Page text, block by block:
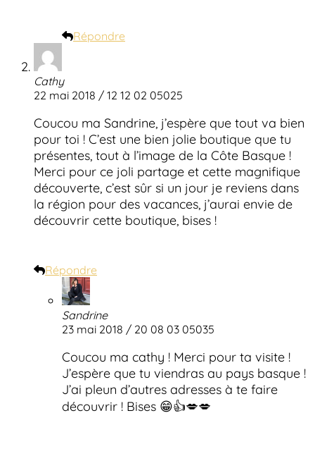
Répondre
Cathy
22 mai 2018 / 12 12 02 05025
Coucou ma Sandrine, j’espère que tout va bien
pour toi ! C’est une bien jolie boutique que tu
présentes, tout à l’image de la Côte Basque !
Merci pour ce joli partage et cette magnifique
découverte, c’est sûr si un jour je reviens dans
la région pour des vacances, j’aurai envie de
découvrir cette boutique, bises !
Répondre
Sandrine
23 mai 2018 / 20 08 03 05035
Coucou ma cathy ! Merci pour ta visite !
J’espère que tu viendras au pays basque !
J’ai pleun d’autres adresses à te faire
découvrir ! Bises 😁👍💋💋